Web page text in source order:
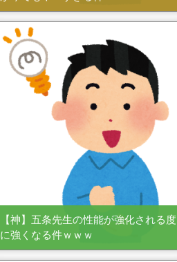
【神】五条先生の性能が強化される度
に強くなる件ｗｗｗ